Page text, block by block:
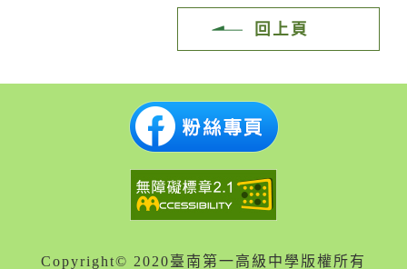
回上頁
Copyright© 2020臺南第一高級中學版權所有